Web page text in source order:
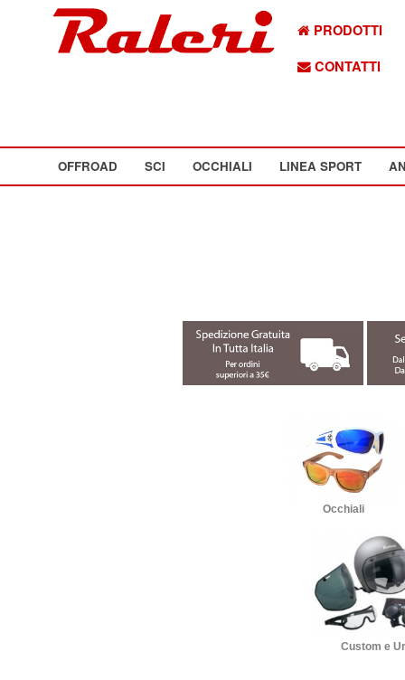
PRODOTTI
CONTATTI
OFFROAD SCI OCCHIALI LINEA SPORT
Occhiali
Custom e